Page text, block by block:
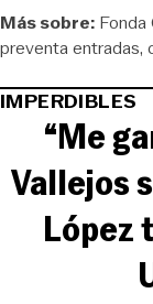
Más sobre: Fonda
preventa entradas
IMPERDIBLES
“Me
Vallejos
López